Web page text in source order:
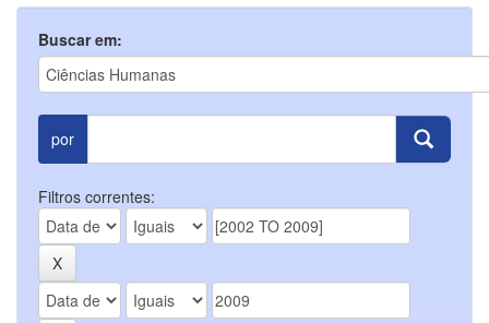
Buscar em:
por
Filtros correntes: